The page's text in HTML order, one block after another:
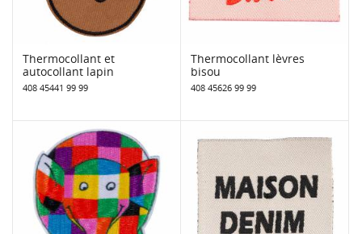
Thermocollant et
autocollant lapin
408 45441 99 99
Thermocollant lèvres
bisou
408 45626 99 99